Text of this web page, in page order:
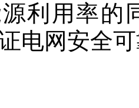
利用率的
电网安全